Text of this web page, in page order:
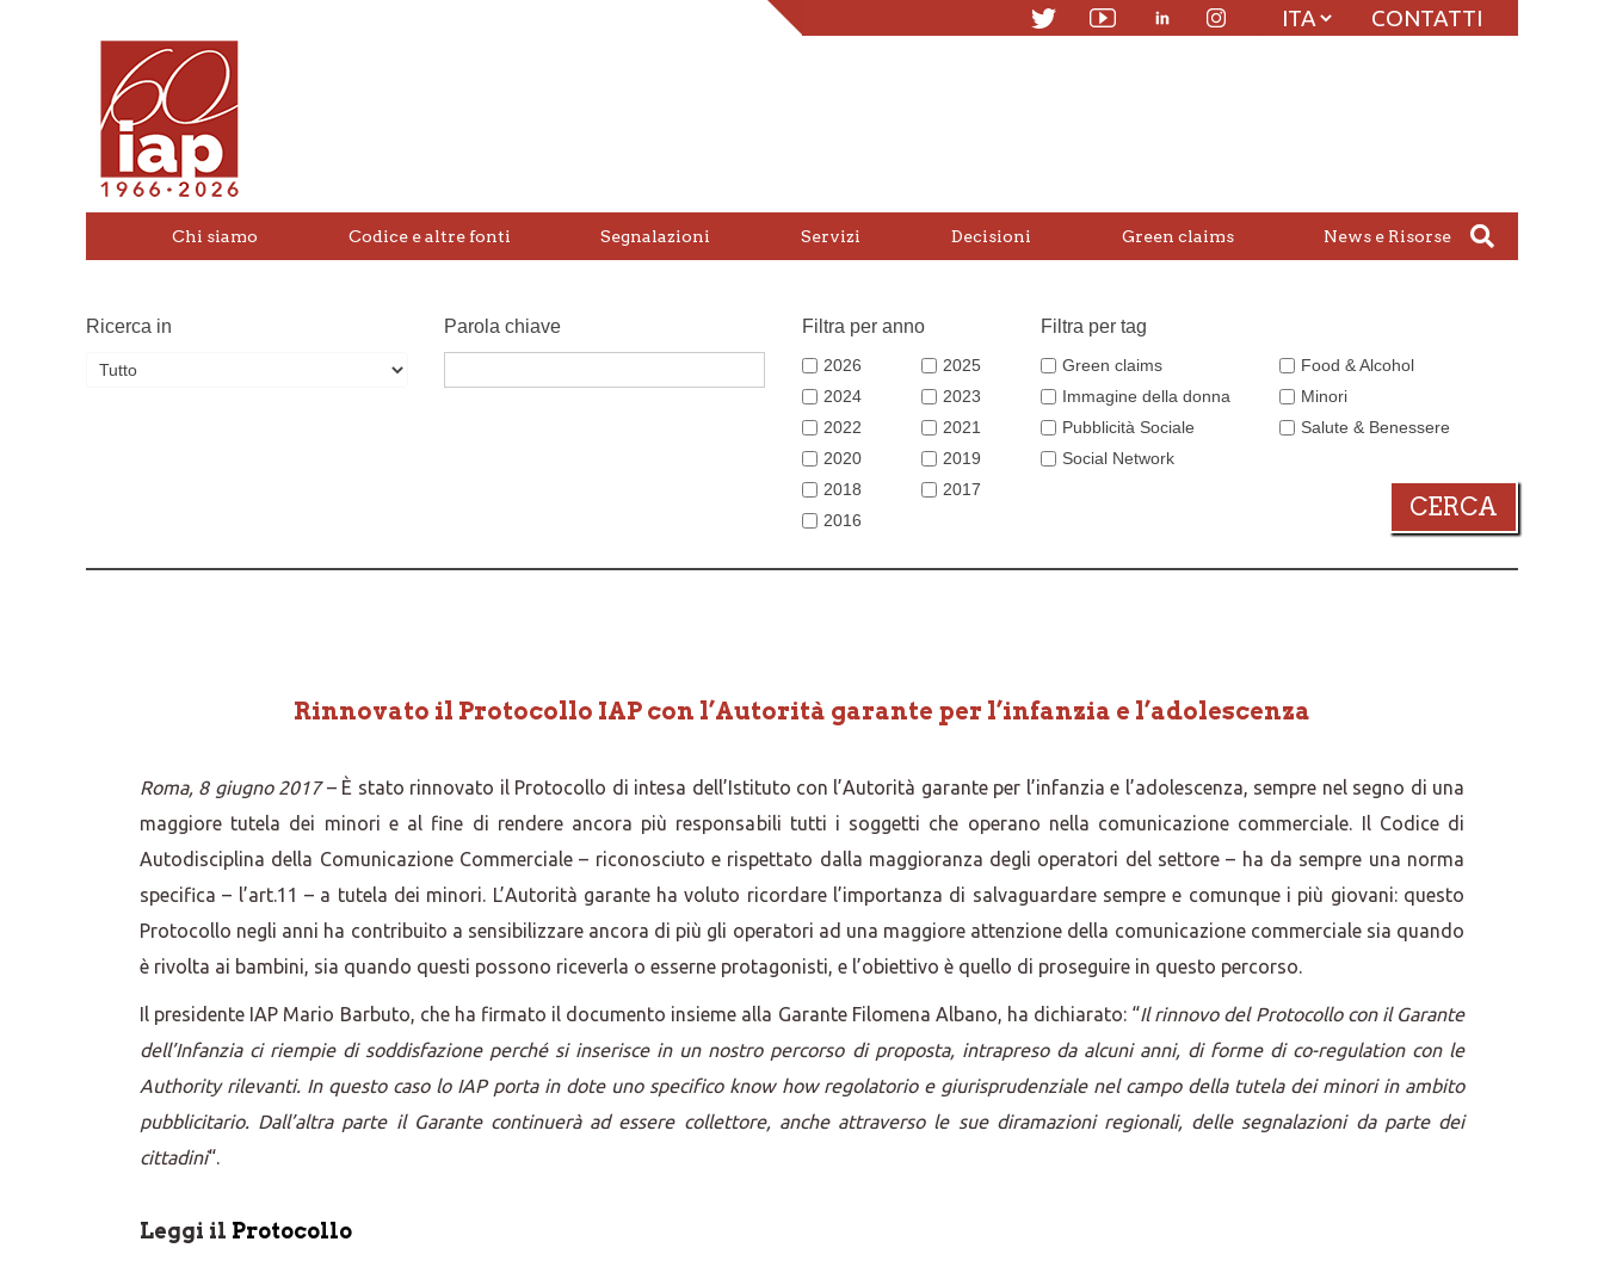
CONTATTI
Twitter Youtube Linkedin
Chi siamo Codice e altre fonti Segnalazioni Servizi Decisioni Green claims News e Risorse
Ricerca in Parola chiave Filtra per anno
2026
2025
2024
2023
2022
2021
2020
2019
2018
2017
2016
Filtra per tag
Green claims
Food & Alcohol
Immagine della donna
Minori
Pubblicità Sociale
Salute & Benessere
Social Network
CERCA
Rinnovato il Protocollo IAP con l’Autorità garante per l’infanzia e l’adolescenza
Roma, 8 giugno 2017– È stato rinnovato il Protocollo di intesa dell’Istituto con l’Autorità garante per l’infanzia e l’adolescenza, sempre nel segno di una
maggiore tutela dei minori e al fine di rendere ancora più responsabili tutti i soggetti che operano nella comunicazione commerciale. Il Codice di
Autodisciplina della Comunicazione Commerciale – riconosciuto e rispettato dalla maggioranza degli operatori del settore – ha da sempre una norma
specifica – l’art.11 – a tutela dei minori. L’Autorità garante ha voluto ricordare l’importanza di salvaguardare sempre e comunque i più giovani: questo
Protocollo negli anni ha contribuito a sensibilizzare ancora di più gli operatori ad una maggiore attenzione della comunicazione commerciale sia quando
è rivolta ai bambini, sia quando questi possono riceverla o esserne protagonisti, e l’obiettivo è quello di proseguire in questo percorso.
Il presidente IAP Mario Barbuto, che ha firmato il documento insieme alla Garante Filomena Albano, ha dichiarato: “Il rinnovo del Protocollo con il Garante
dell’Infanzia ci riempie di soddisfazione perché si inserisce in un nostro percorso di proposta, intrapreso da alcuni anni, di forme di co-regulation con le
Authority rilevanti. In questo caso lo IAP porta in dote uno specifico know how regolatorio e giurisprudenziale nel campo della tutela dei minori in ambito
pubblicitario. Dall’altra parte il Garante continuerà ad essere collettore, anche attraverso le sue diramazioni regionali, delle segnalazioni da parte dei
cittadini“.
Leggi il Protocollo